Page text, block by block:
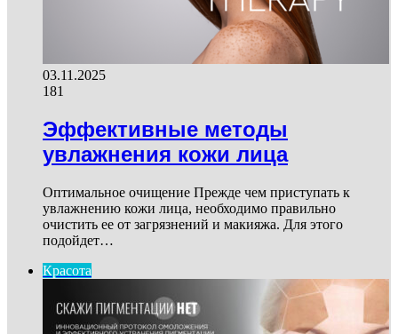
03.11.2025
181
Эффективные методы
увлажнения кожи лица
Оптимальное очищение Прежде чем приступать к
увлажнению кожи лица, необходимо правильно
очистить ее от загрязнений и макияжа. Для этого
подойдет…
Красота